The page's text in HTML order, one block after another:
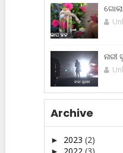
ନାରୀ
Archive
► 2023 (2)